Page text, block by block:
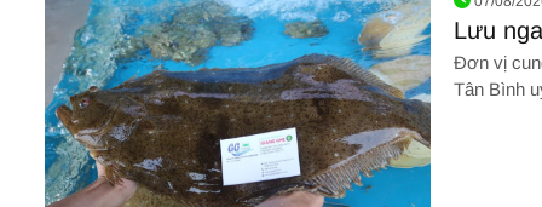
Lưu
sản
giá cực
Đơn vị
Tân Bình